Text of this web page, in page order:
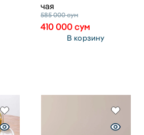
чая
585 000сум
410 000сум
В корзину